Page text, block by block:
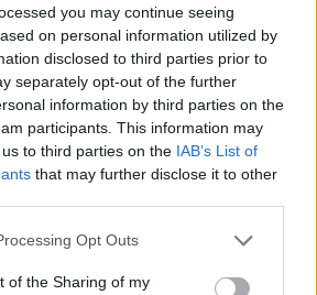
you may continue seeing
on personal information utilized by
disclosed to third parties prior to
separately opt-out of the further
information by third parties on the
participants. This information may
to third parties on the IAB’s List of
that may further disclose it to other
website/app uses one or more Google
or usage behaviour. You may click to
Opt Outs
of the Sharing of my
ναι ή όχι;
πολιτικόκοινονικο μέτωπο
συνέδρια με αποκλειστικό
όνομα του ΣΥΡΙΖΑ. Κοινωνική
σπάσε και συ ένα
το σύστημα, βανδαλισε και συ